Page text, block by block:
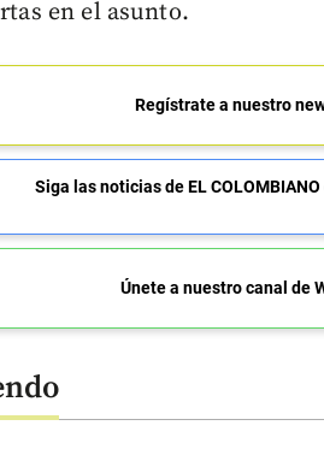
en el asunto.
Regístrate a nuestro
Siga las noticias de EL
Únete a nuestro canal de